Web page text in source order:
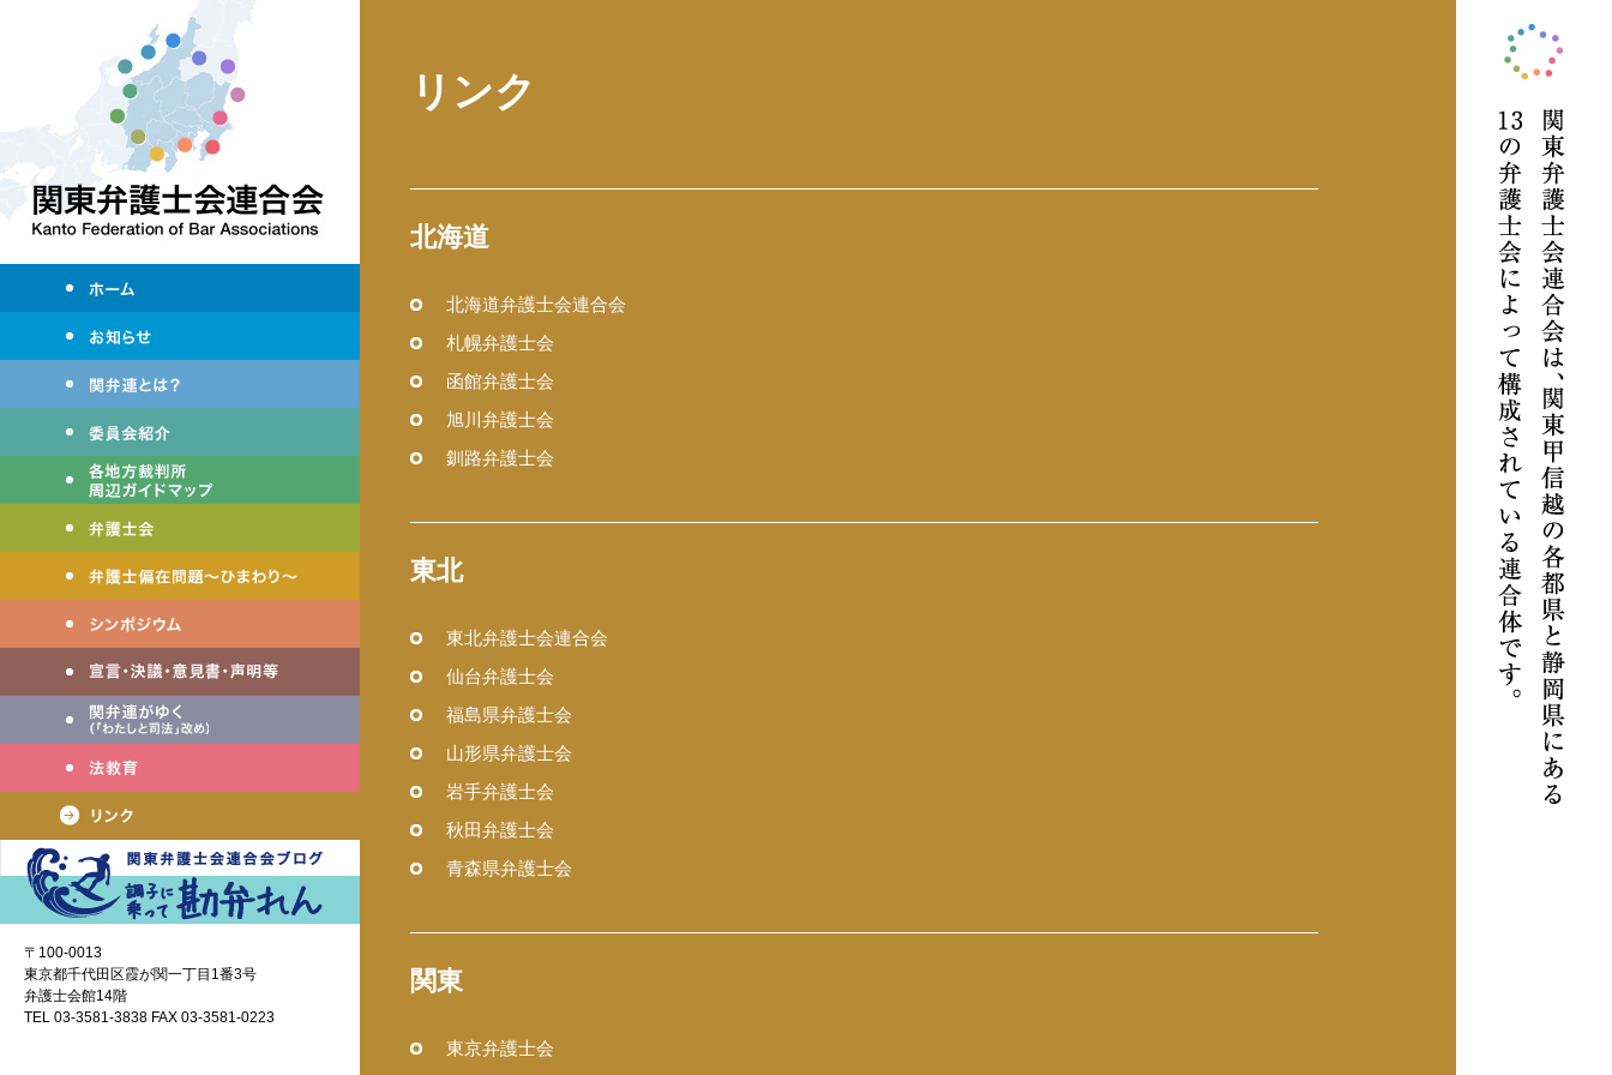
〒100-0013
東京都千代田区霞が関一丁目1番3号
弁護士会館14階
TEL 03-3581-3838 FAX 03-3581-0223
リンク
北海道
北海道弁護士会連合会
札幌弁護士会
函館弁護士会
旭川弁護士会
釧路弁護士会
東北
東北弁護士会連合会
仙台弁護士会
福島県弁護士会
山形県弁護士会
岩手弁護士会
秋田弁護士会
青森県弁護士会
関東
東京弁護士会